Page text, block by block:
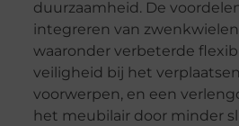
duurzaamheid. De
integreren van
waaronder verbeterde
veiligheid bij het
voorwerpen, en een
het meubilair door minder